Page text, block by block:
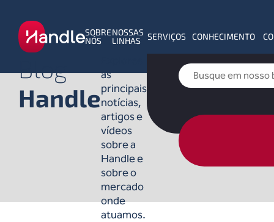
SOBRE
NÓS
NOSSAS
LINHAS
SERVIÇOS CONHECIMENTO
Blog
Handle
as
principais
notícias,
artigos e
vídeos
sobre a
Handle e
sobre o
mercado
onde
atuamos.